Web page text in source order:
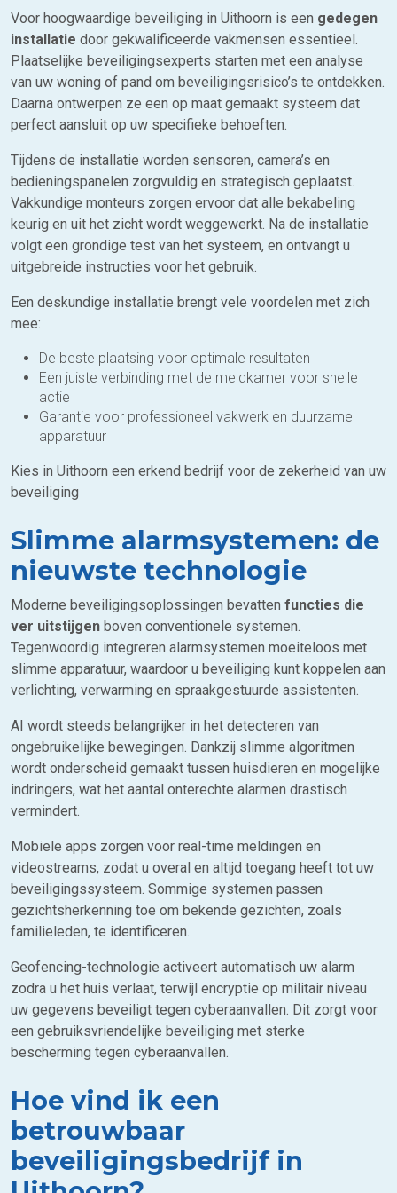
Voor hoogwaardige beveiliging in Uithoorn is een gedegen
installatie door gekwalificeerde vakmensen essentieel.
Plaatselijke beveiligingsexperts starten met een analyse
van uw woning of pand om beveiligingsrisico’s te ontdekken.
Daarna ontwerpen ze een op maat gemaakt systeem dat
perfect aansluit op uw specifieke behoeften.
Tijdens de installatie worden sensoren, camera’s en
bedieningspanelen zorgvuldig en strategisch geplaatst.
Vakkundige monteurs zorgen ervoor dat alle bekabeling
keurig en uit het zicht wordt weggewerkt. Na de installatie
volgt een grondige test van het systeem, en ontvangt u
uitgebreide instructies voor het gebruik.
Een deskundige installatie brengt vele voordelen met zich
mee:
De beste plaatsing voor optimale resultaten
Een juiste verbinding met de meldkamer voor snelle
actie
Garantie voor professioneel vakwerk en duurzame
apparatuur
Kies in Uithoorn een erkend bedrijf voor de zekerheid van uw
beveiliging
Slimme alarmsystemen: de
nieuwste technologie
Moderne beveiligingsoplossingen bevatten functies die
ver uitstijgen boven conventionele systemen.
Tegenwoordig integreren alarmsystemen moeiteloos met
slimme apparatuur, waardoor u beveiliging kunt koppelen aan
verlichting, verwarming en spraakgestuurde assistenten.
AI wordt steeds belangrijker in het detecteren van
ongebruikelijke bewegingen. Dankzij slimme algoritmen
wordt onderscheid gemaakt tussen huisdieren en mogelijke
indringers, wat het aantal onterechte alarmen drastisch
vermindert.
Mobiele apps zorgen voor real-time meldingen en
videostreams, zodat u overal en altijd toegang heeft tot uw
beveiligingssysteem. Sommige systemen passen
gezichtsherkenning toe om bekende gezichten, zoals
familieleden, te identificeren.
Geofencing-technologie activeert automatisch uw alarm
zodra u het huis verlaat, terwijl encryptie op militair niveau
uw gegevens beveiligt tegen cyberaanvallen. Dit zorgt voor
een gebruiksvriendelijke beveiliging met sterke
bescherming tegen cyberaanvallen.
Hoe vind ik een
betrouwbaar
beveiligingsbedrijf in